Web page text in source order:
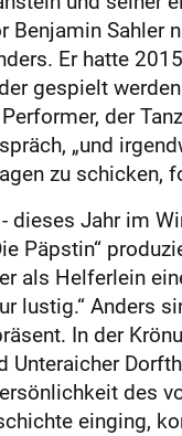
Sahler
Er hatte
gespielt
der
„und
zu schicken,
Jahr im
Päpstin“
als Helferlein
lustig.“ Anders
In der
des
einging,